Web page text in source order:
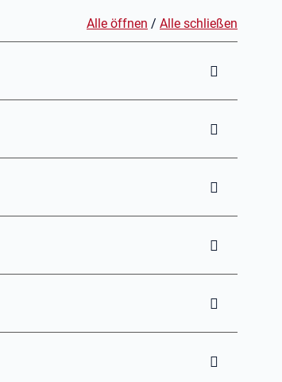
Alle öffnen / Alle schließen